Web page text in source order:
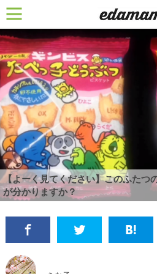
【よーく見てください】このふたつ
が分かりますか？